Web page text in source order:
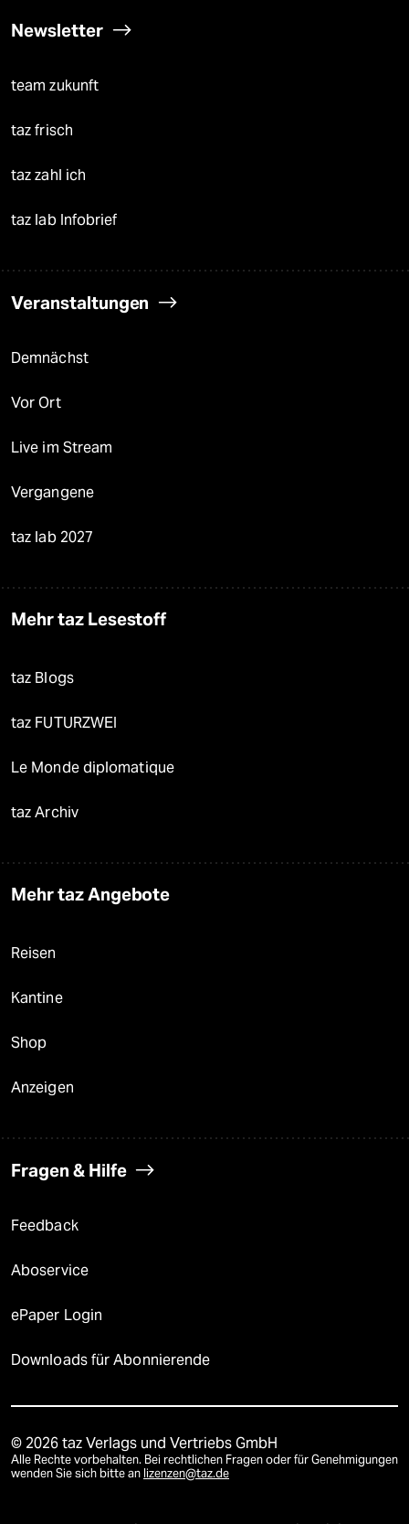
Newsletter
team zukunft
taz frisch
taz zahl ich
taz lab Infobrief
Veranstaltungen
Demnächst
Vor Ort
Live im Stream
Vergangene
taz lab 2027
Mehr taz Lesestoff
taz Blogs
taz FUTURZWEI
Le Monde diplomatique
taz Archiv
Mehr taz Angebote
Reisen
Kantine
Shop
Anzeigen
Fragen & Hilfe
Feedback
Aboservice
ePaper Login
Downloads für Abonnierende
© 2026 taz Verlags und Vertriebs GmbH
Alle Rechte vorbehalten. Bei rechtlichen Fragen oder für Genehmigungen
wenden Sie sich bitte an lizenzen@taz.de